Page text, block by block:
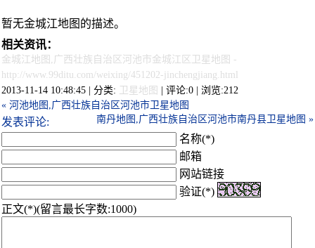
暂无金城江地图的描述。
相关资讯：
金城江地图,广西壮族自治区河池市金城江区卫星地图 -
http://www.99ditu.com/weixing/451202-jinchengjiang.html
2013-11-14 10:48:45 | 分类:
卫星地图 | 评论:0 | 浏览:212
« 河池地图,广西壮族自治区河池市卫星地图
南丹地图,广西壮族自治区河池市南丹县卫星地图 »
发表评论:
名称(*)
邮箱
网站链接
验证(*)
正文(*)(留言最长字数:1000)